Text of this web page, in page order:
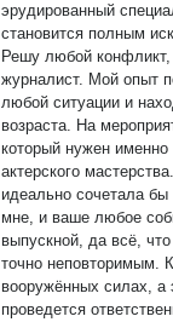
эрудированный
становится полным
Решу любой конфликт,
журналист. Мой опыт
любой ситуации и
возраста. На мероприятии я создаю тот самый праздничный вайб,
который нужен именно
актерского мастерства. Довольно сложно найти ведущую, которая
идеально сочетала бы в себе все эти качества! Обращайтесь ко
мне, и ваше любое
выпускной, да всё,
точно неповторимым. Кроме того, у меня более 20 лет службы в
вооружённых силах, а это значит, что ваше мероприятие
проведется ответственно и организовано. Работаю по договору.